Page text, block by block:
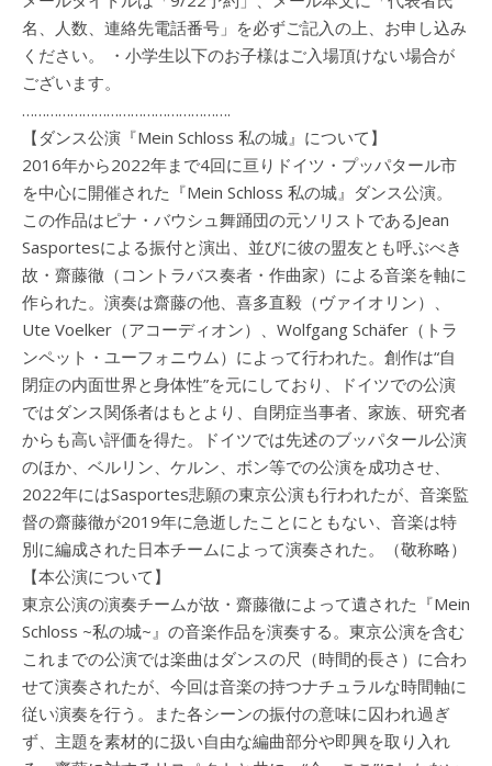
名、人数、連絡先電話番号」を必ずご記入の上、お申し込み
ください。 ・小学生以下のお子様はご入場頂けない場合が
ございます。
…………………………………………….
【ダンス公演『Mein Schloss 私の城』について】
2016年から2022年まで4回に亘りドイツ・プッパタール市
を中心に開催された『Mein Schloss 私の城』ダンス公演。
この作品はピナ・バウシュ舞踊団の元ソリストであるJean
Sasportesによる振付と演出、並びに彼の盟友とも呼ぶべき
故・齋藤徹（コントラバス奏者・作曲家）による音楽を軸に
作られた。演奏は齋藤の他、喜多直毅（ヴァイオリン）、
Ute Voelker（アコーディオン）、Wolfgang Schäfer（トラ
ンペット・ユーフォニウム）によって行われた。創作は“自
閉症の内面世界と身体性”を元にしており、ドイツでの公演
ではダンス関係者はもとより、自閉症当事者、家族、研究者
からも高い評価を得た。ドイツでは先述のブッパタール公演
のほか、ベルリン、ケルン、ボン等での公演を成功させ、
2022年にはSasportes悲願の東京公演も行われたが、音楽監
督の齋藤徹が2019年に急逝したことにともない、音楽は特
別に編成された日本チームによって演奏された。（敬称略）
【本公演について】
東京公演の演奏チームが故・齋藤徹によって遺された『Mein
Schloss ~私の城~』の音楽作品を演奏する。東京公演を含む
これまでの公演では楽曲はダンスの尺（時間的長さ）に合わ
せて演奏されたが、今回は音楽の持つナチュラルな時間軸に
従い演奏を行う。また各シーンの振付の意味に囚われ過ぎ
ず、主題を素材的に扱い自由な編曲部分や即興を取り入れ